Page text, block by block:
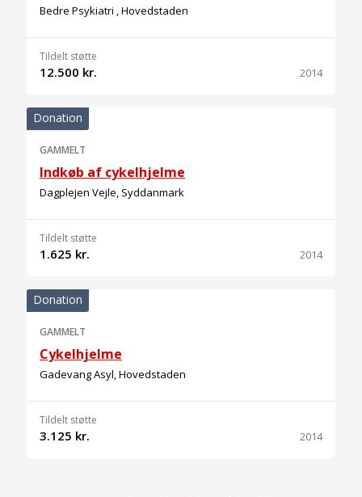
Bedre Psykiatri , Hovedstaden
Tildelt støtte
12.500 kr. 2014
Donation
GAMMELT
Indkøb af cykelhjelme
Dagplejen Vejle, Syddanmark
Tildelt støtte
1.625 kr. 2014
Donation
GAMMELT
Cykelhjelme
Gadevang Asyl, Hovedstaden
Tildelt støtte
3.125 kr. 2014